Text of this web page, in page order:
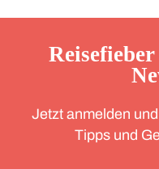
Jetzt anmelden
Tipps und